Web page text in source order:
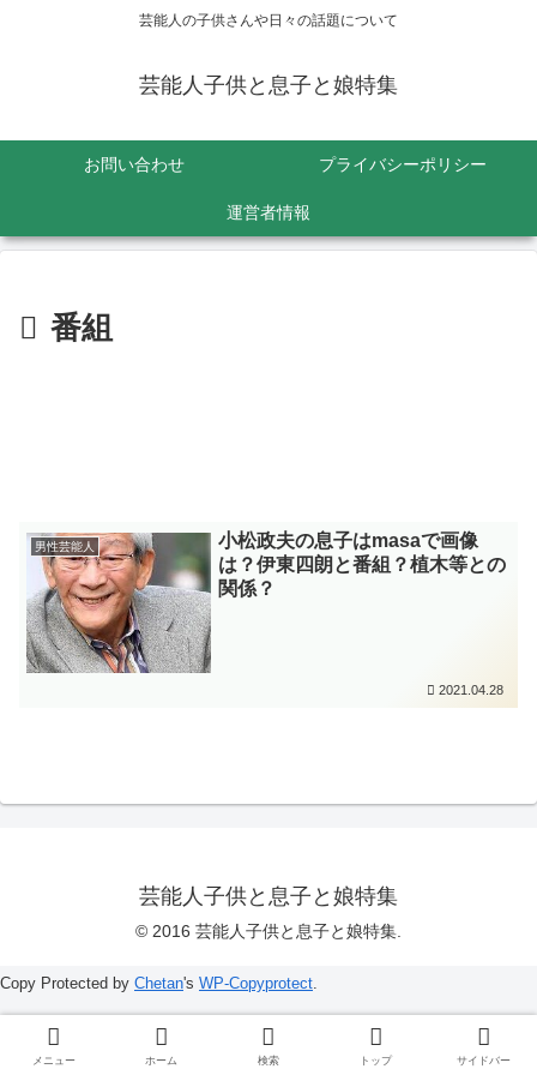
芸能人の子供さんや日々の話題について
芸能人子供と息子と娘特集
お問い合わせ プライバシーポリシー
運営者情報
番組
男性芸能人
小松政夫の息子はmasaで画像
は？伊東四朗と番組？植木等との
関係？
2021.04.28
芸能人子供と息子と娘特集
© 2016 芸能人子供と息子と娘特集.
メニュー ホーム 検索 トップ サイドバー
Copy Protected by Chetan's WP-Copyprotect